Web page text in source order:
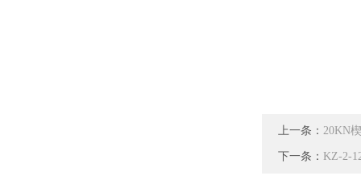
上一条： 20KN
下一条： KZ-2-